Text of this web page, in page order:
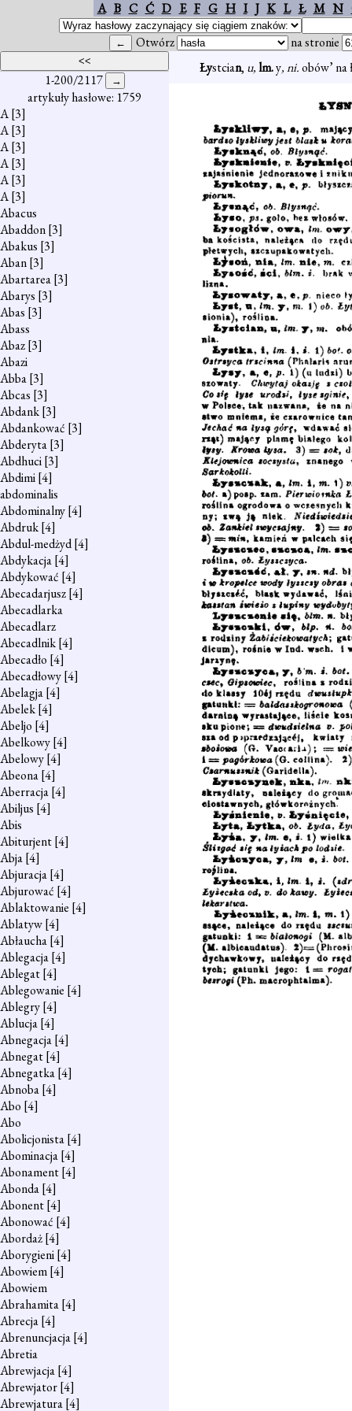
A B C Ć D E F G H I J K L Ł M N
Otwórz na stronie
1-200/2117
artykuły hasłowe: 1759
A[3]
A[3]
A[3]
A[3]
A[3]
A[3]
Abacus
Abaddon[3]
Abakus [3]
Aban[3]
Abartarea[3]
Abarys [3]
Abas [3]
Abass
Abaz[3]
Abazi
Abba[3]
Abcas [3]
Abdank[3]
Abdankować [3]
Abderyta[3]
Abdhuci[3]
Abdimi[4]
abdominalis
Abdominalny[4]
Abdruk[4]
Abdul-medżyd[4]
Abdykacja[4]
Abdykować [4]
Abecadarjusz[4]
Abecadlarka
Abecadlarz
Abecadlnik[4]
Abecadło [4]
Abecadłowy[4]
Abelagja[4]
Abelek[4]
Abeljo [4]
Abelkowy[4]
Abelowy[4]
Abeona[4]
Aberracja[4]
Abiljus [4]
Abis
Abiturjent[4]
Abja[4]
Abjuracja[4]
Abjurować [4]
Ablaktowanie [4]
Ablatyw[4]
Abłaucha[4]
Ablegacja[4]
Ablegat[4]
Ablegowanie [4]
Ablegry[4]
Ablucja[4]
Abnegacja[4]
Abnegat[4]
Abnegatka[4]
Abnoba[4]
Abo [4]
Abo
Abolicjonista[4]
Abominacja[4]
Abonament[4]
Abonda[4]
Abonent[4]
Abonować [4]
Abordaż[4]
Aborygieni[4]
Abowiem[4]
Abowiem
Abrahamita[4]
Abrecja[4]
Abrenuncjacja[4]
Abretia
Abrewjacja[4]
Abrewjator[4]
Abrewjatura[4]
Łystcian, u,lm.y, ni.obów’ na